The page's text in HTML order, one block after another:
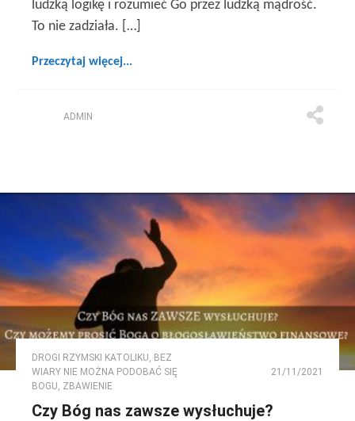
ludzką logikę i rozumieć Go przez ludzką mądrość.
To nie zadziała. […]
Przeczytaj więcej...
ADMIN
DROGI RZYMSKI KATOLIKU, BEZ
WIARY NIE MOŻNA PODOBAĆ SIĘ
BOGU, ZBAWIENIE
21/11/2021
Czy Bóg nas zawsze wysłuchuje?